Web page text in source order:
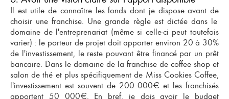
Il est utile de connaître les fonds dont je dispose avant de
choisir une franchise. Une grande règle est dictée dans le
domaine de l'entreprenariat (même si celle-ci peut toutefois
varier) : le porteur de projet doit apporter environ 20 à 30%
de l'investissement, le reste pouvant être financé par un prêt
bancaire. Dans le domaine de la franchise de coffee shop et
salon de thé et plus spécifiquement de Miss Cookies Coffee,
l'investissement est souvent de 200 000€ et les franchisés
apportent 50 000€. En bref, je dois avoir le budget